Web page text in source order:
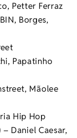
Petter Ferraz
Borges,
Papatinho
Mãolee
Hip Hop
Daniel Caesar,